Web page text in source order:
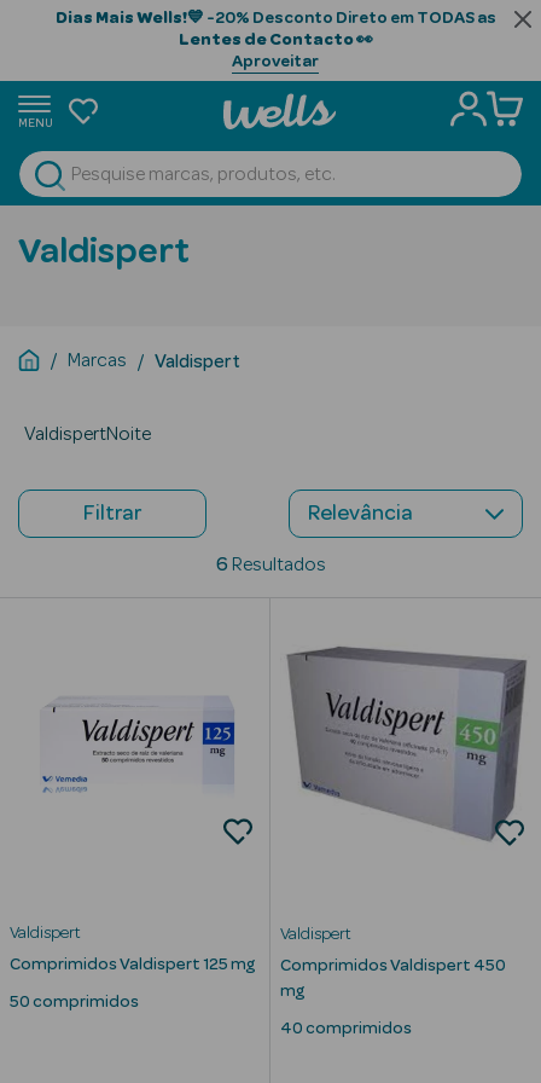
Dias Mais Wells!💙 -20% Desconto Direto em TODAS as
Lentes de Contacto👀
Aproveitar
MENU
Ver Tudo
Cosmética
Luxo
Maquilhagem
Beauty Season
Nutricosmética
Beauty Season
Perfumes
Valdispert
Marcas Valdispert
ValdispertNoite
Filtrar
6 Resultados
Valdispert
Comprimidos Valdispert 125 mg
50 comprimidos
Valdispert
Comprimidos Valdispert 450
mg
40 comprimidos